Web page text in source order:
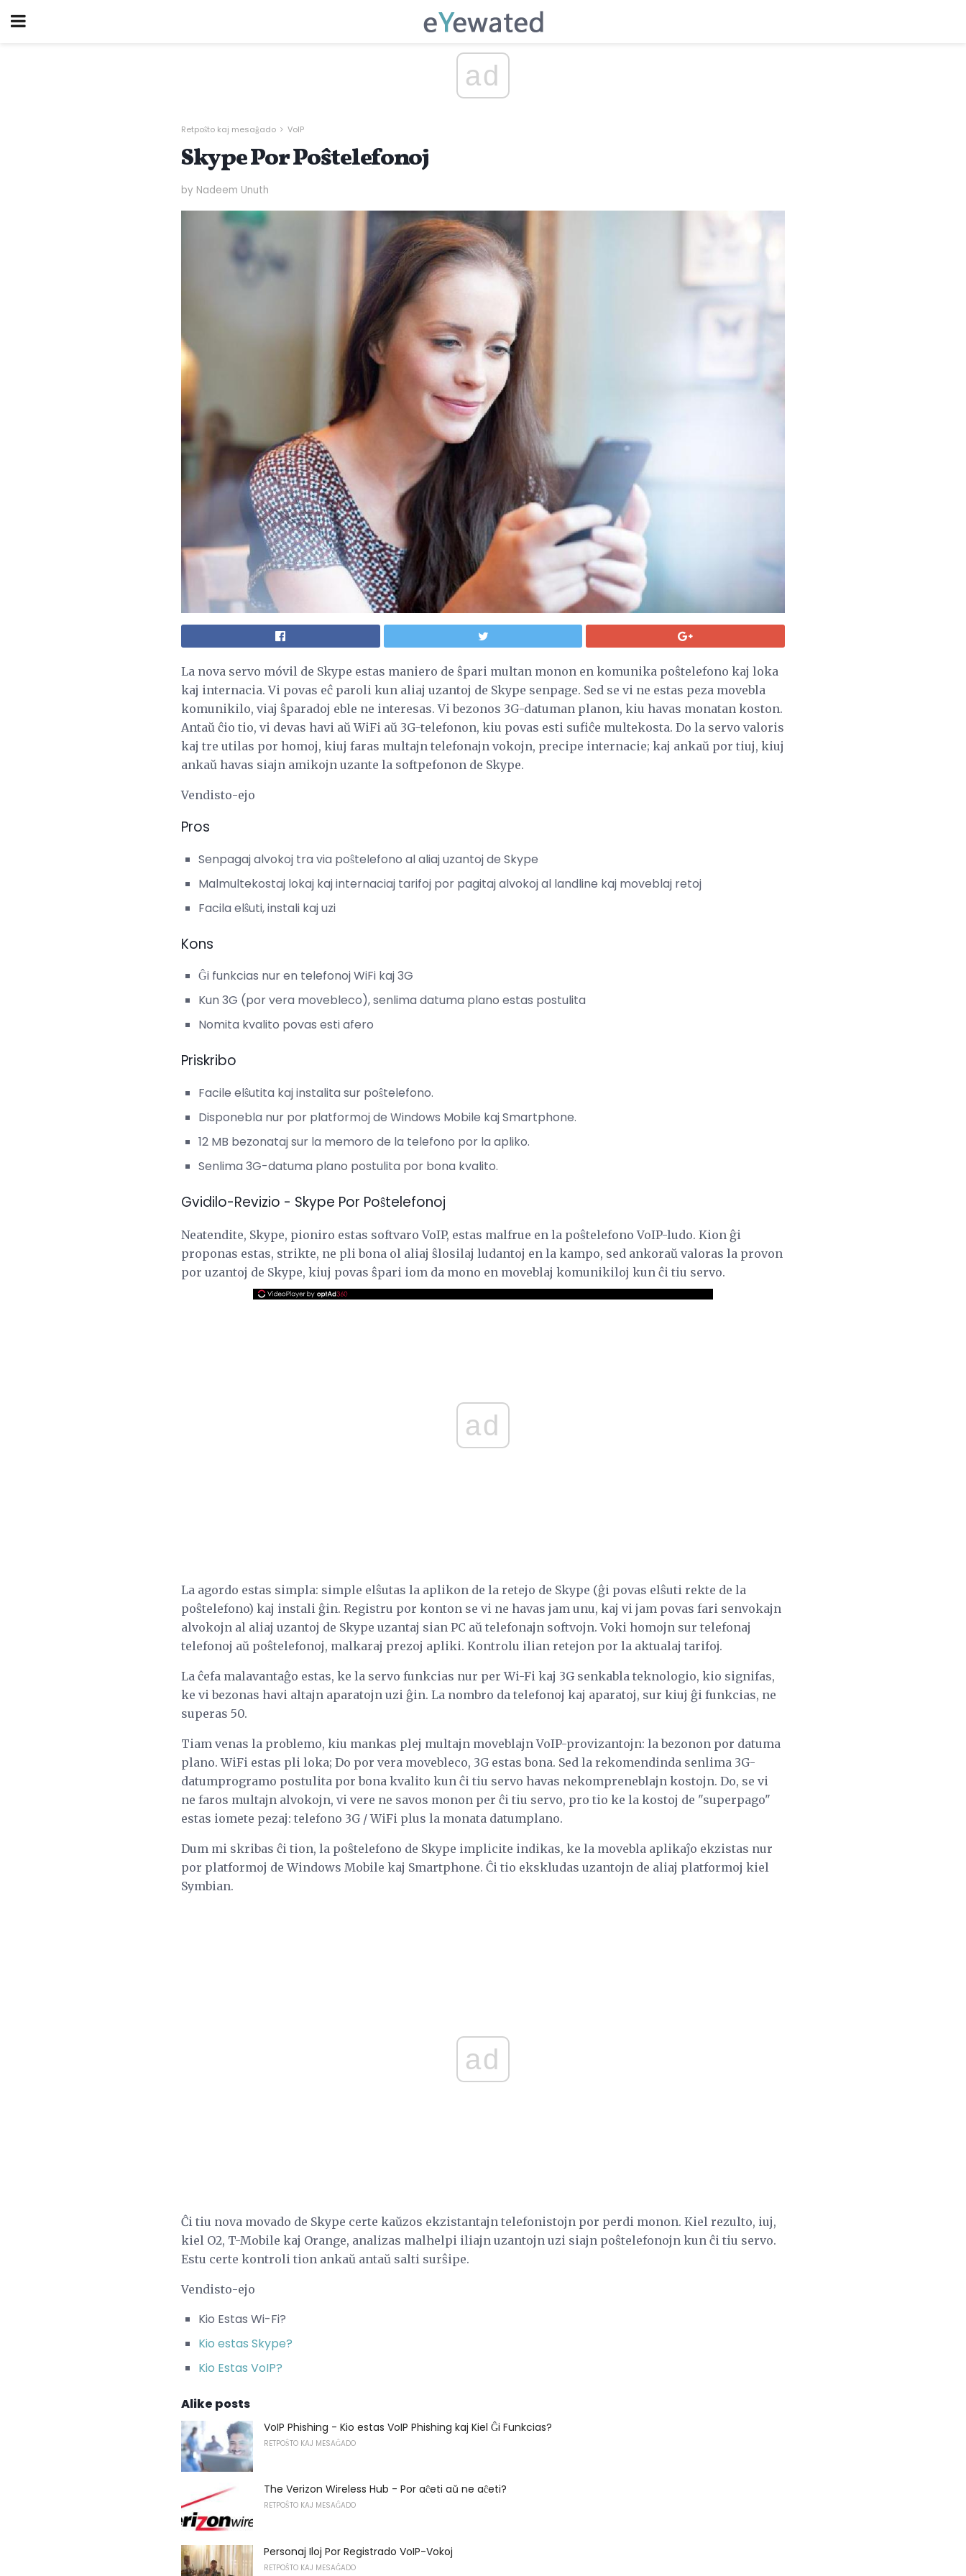
ad
Retpoŝto kaj mesaĝado VoIP
Skype Por Poŝtelefonoj
by Nadeem Unuth
La nova servo móvil de Skype estas maniero de ŝpari multan monon en komunika poŝtelefono kaj loka
kaj internacia. Vi povas eĉ paroli kun aliaj uzantoj de Skype senpage. Sed se vi ne estas peza movebla
komunikilo, viaj ŝparadoj eble ne interesas. Vi bezonos 3G-datuman planon, kiu havas monatan koston.
Antaŭ ĉio tio, vi devas havi aŭ WiFi aŭ 3G-telefonon, kiu povas esti sufiĉe multekosta. Do la servo valoris
kaj tre utilas por homoj, kiuj faras multajn telefonajn vokojn, precipe internacie; kaj ankaŭ por tiuj, kiuj
ankaŭ havas siajn amikojn uzante la softpefonon de Skype.
Vendisto-ejo
Pros
Senpagaj alvokoj tra via poŝtelefono al aliaj uzantoj de Skype
Malmultekostaj lokaj kaj internaciaj tarifoj por pagitaj alvokoj al landline kaj moveblaj retoj
Facila elŝuti, instali kaj uzi
Kons
Ĝi funkcias nur en telefonoj WiFi kaj 3G
Kun 3G (por vera movebleco), senlima datuma plano estas postulita
Nomita kvalito povas esti afero
Priskribo
Facile elŝutita kaj instalita sur poŝtelefono.
Disponebla nur por platformoj de Windows Mobile kaj Smartphone.
12 MB bezonataj sur la memoro de la telefono por la apliko.
Senlima 3G-datuma plano postulita por bona kvalito.
Gvidilo-Revizio - Skype Por Poŝtelefonoj
Neatendite, Skype, pioniro estas softvaro VoIP, estas malfrue en la poŝtelefono VoIP-ludo. Kion ĝi
proponas estas, strikte, ne pli bona ol aliaj ŝlosilaj ludantoj en la kampo, sed ankoraŭ valoras la provon
por uzantoj de Skype, kiuj povas ŝpari iom da mono en moveblaj komunikiloj kun ĉi tiu servo.
ad
La agordo estas simpla: simple elŝutas la aplikon de la retejo de Skype (ĝi povas elŝuti rekte de la
poŝtelefono) kaj instali ĝin. Registru por konton se vi ne havas jam unu, kaj vi jam povas fari senvokajn
alvokojn al aliaj uzantoj de Skype uzantaj sian PC aŭ telefonajn softvojn. Voki homojn sur telefonaj
telefonoj aŭ poŝtelefonoj, malkaraj prezoj apliki. Kontrolu ilian retejon por la aktualaj tarifoj.
La ĉefa malavantaĝo estas, ke la servo funkcias nur per Wi-Fi kaj 3G senkabla teknologio, kio signifas,
ke vi bezonas havi altajn aparatojn uzi ĝin. La nombro da telefonoj kaj aparatoj, sur kiuj ĝi funkcias, ne
superas 50.
Tiam venas la problemo, kiu mankas plej multajn moveblajn VoIP-provizantojn: la bezonon por datuma
plano. WiFi estas pli loka; Do por vera movebleco, 3G estas bona. Sed la rekomendinda senlima 3G-
datumprogramo postulita por bona kvalito kun ĉi tiu servo havas nekompreneblajn kostojn. Do, se vi
ne faros multajn alvokojn, vi vere ne savos monon per ĉi tiu servo, pro tio ke la kostoj de "superpago"
estas iomete pezaj: telefono 3G / WiFi plus la monata datumplano.
Dum mi skribas ĉi tion, la poŝtelefono de Skype implicite indikas, ke la movebla aplikaĵo ekzistas nur
por platformoj de Windows Mobile kaj Smartphone. Ĉi tio ekskludas uzantojn de aliaj platformoj kiel
Symbian.
ad
Ĉi tiu nova movado de Skype certe kaŭzos ekzistantajn telefonistojn por perdi monon. Kiel rezulto, iuj,
kiel O2, T-Mobile kaj Orange, analizas malhelpi iliajn uzantojn uzi siajn poŝtelefonojn kun ĉi tiu servo.
Estu certe kontroli tion ankaŭ antaŭ salti surŝipe.
Vendisto-ejo
Kio Estas Wi-Fi?
Kio estas Skype?
Kio Estas VoIP?
Alike posts
VoIP Phishing - Kio estas VoIP Phishing kaj Kiel Ĝi Funkcias?
RETPOŜTO KAJ MESAĜADO
The Verizon Wireless Hub - Por aĉeti aŭ ne aĉeti?
RETPOŜTO KAJ MESAĜADO
Personaj Iloj Por Registrado VoIP-Vokoj
RETPOŜTO KAJ MESAĜADO